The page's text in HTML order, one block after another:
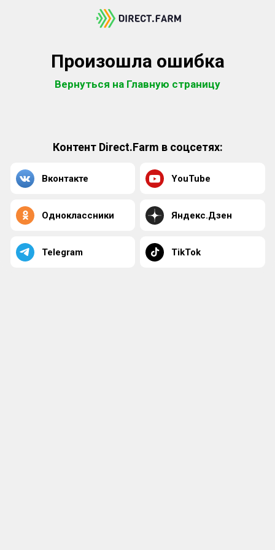
Произошла ошибка
Вернуться на Главную страницу
Контент Direct.Farm в соцсетях:
Вконтакте YouTube
Одноклассники Яндекс.Дзен
Telegram TikTok